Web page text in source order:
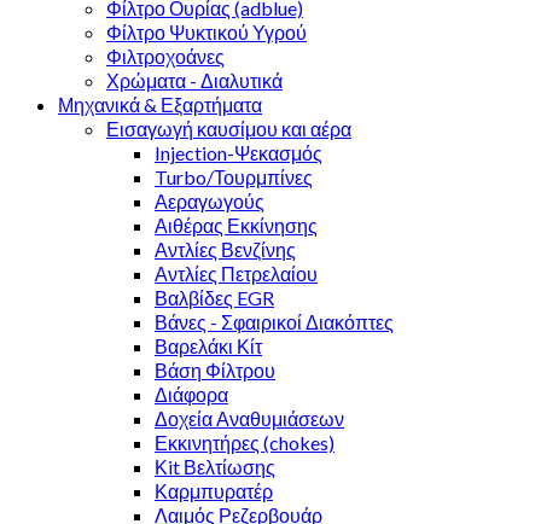
Φίλτρο Ουρίας (adblue)
Φίλτρο Ψυκτικού Υγρού
Φιλτροχοάνες
Χρώματα - Διαλυτικά
Μηχανικά & Εξαρτήματα
Εισαγωγή καυσίμου και αέρα
Injection-Ψεκασμός
Turbo/Τουρμπίνες
Αεραγωγούς
Αιθέρας Εκκίνησης
Αντλίες Βενζίνης
Αντλίες Πετρελαίου
Βαλβίδες EGR
Βάνες - Σφαιρικοί Διακόπτες
Βαρελάκι Κίτ
Βάση Φίλτρου
Διάφορα
Δοχεία Αναθυμιάσεων
Εκκινητήρες (chokes)
Κit Βελτίωσης
Καρμπυρατέρ
Λαιμός Ρεζερβουάρ